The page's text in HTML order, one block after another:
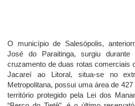
O município de Salesópolis,
José do Paraitinga, surgiu
cruzamento de duas rotas comerciais
Jacareí ao Litoral, situa-se no
Metropolitana, possui uma área de
território protegido pela Lei dos